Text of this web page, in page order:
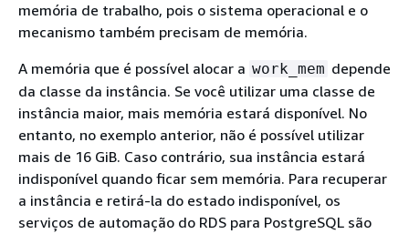
memória de trabalho, pois o sistema operacional e o
mecanismo também precisam de memória.
A memória que é possível alocar a work_mem depende
da classe da instância. Se você utilizar uma classe de
instância maior, mais memória estará disponível. No
entanto, no exemplo anterior, não é possível utilizar
mais de 16 GiB. Caso contrário, sua instância estará
indisponível quando ficar sem memória. Para recuperar
a instância e retirá-la do estado indisponível, os
serviços de automação do RDS para PostgreSQL são